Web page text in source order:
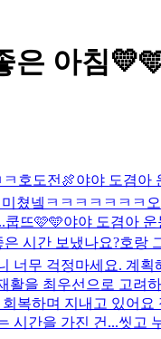
아침
호도전🍖야야 도겸아
쳤넼ㅋㅋㅋㅋㅋㅋㅋ
쿱뜨🩷🩵야야 도겸아 운
시간 보냈나요?호랑
너무 걱정마세요. 계
활을 최우선으로 고려
복하며 지내고 있어
시간을 가진 건...씻고